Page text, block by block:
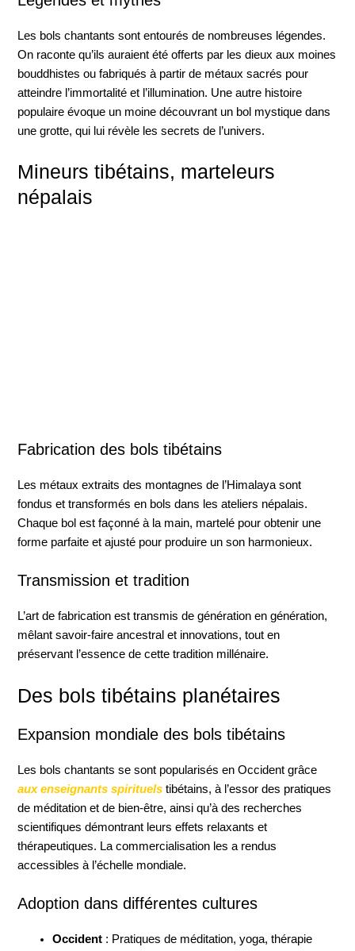
Les bols chantants sont entourés de nombreuses légendes.
On raconte qu’ils auraient été offerts par les dieux aux moines
bouddhistes ou fabriqués à partir de métaux sacrés pour
atteindre l’immortalité et l’illumination. Une autre histoire
populaire évoque un moine découvrant un bol mystique dans
une grotte, qui lui révèle les secrets de l’univers.
Mineurs tibétains, marteleurs
népalais
Fabrication des bols tibétains
Les métaux extraits des montagnes de l’Himalaya sont
fondus et transformés en bols dans les ateliers népalais.
Chaque bol est façonné à la main, martelé pour obtenir une
forme parfaite et ajusté pour produire un son harmonieux.
Transmission et tradition
L’art de fabrication est transmis de génération en génération,
mêlant savoir-faire ancestral et innovations, tout en
préservant l’essence de cette tradition millénaire.
Des bols tibétains planétaires
Expansion mondiale des bols tibétains
Les bols chantants se sont popularisés en Occident grâce
aux enseignants spirituels tibétains, à l’essor des pratiques
de méditation et de bien-être, ainsi qu’à des recherches
scientifiques démontrant leurs effets relaxants et
thérapeutiques. La commercialisation les a rendus
accessibles à l’échelle mondiale.
Adoption dans différentes cultures
Occident : Pratiques de méditation, yoga, thérapie